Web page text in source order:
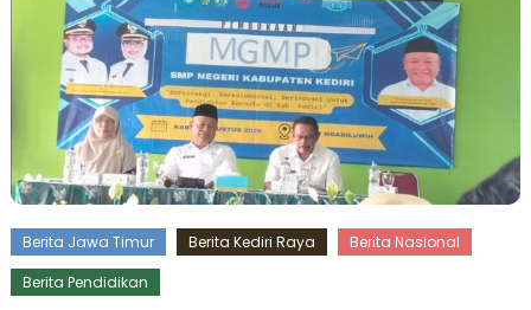
Berita Jawa Timur Berita Kediri Raya
Berita Nasional
Berita Pendidikan